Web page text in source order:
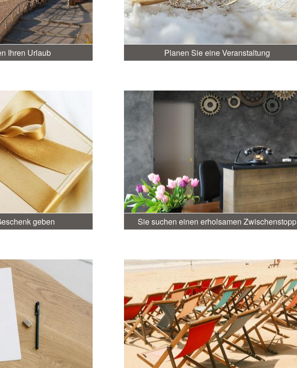
Ihren Urlaub Planen Sie eine Veranstaltung
geben Sie suchen einen erholsamen Zwischenstopp